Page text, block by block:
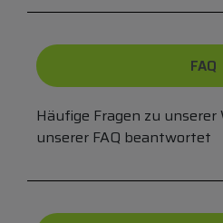
FAQ
Häufige Fragen zu
unserer FAQ beantwortet